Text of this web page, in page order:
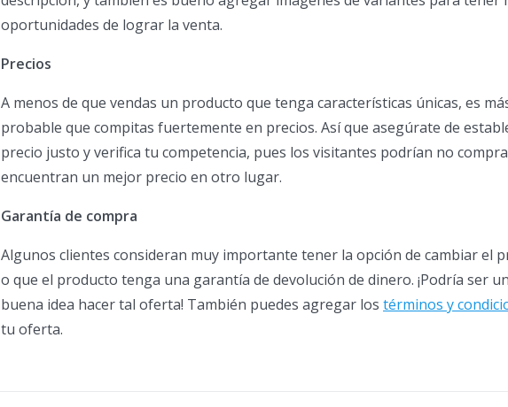
oportunidades de lograr la venta.
Precios
A menos de que vendas un producto que tenga características únicas, es
probable que compitas fuertemente en precios. Así que asegúrate de
precio justo y verifica tu competencia, pues los visitantes podrían no
encuentran un mejor precio en otro lugar.
Garantía de compra
Algunos clientes consideran muy importante tener la opción de cambiar el
o que el producto tenga una garantía de devolución de dinero. ¡Podría ser
buena idea hacer tal oferta! También puedes agregar los términos y
tu oferta.